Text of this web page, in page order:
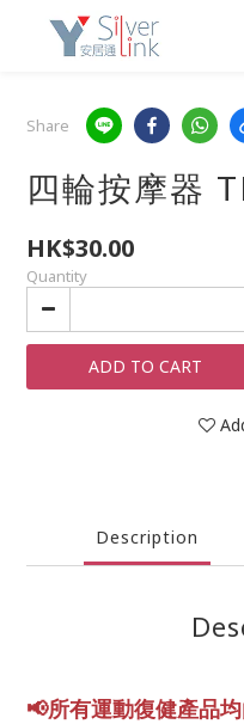
Share
四輪按摩器
HK$30.00
Quantity
ADD TO CART
Description
📢所有運動復健產品